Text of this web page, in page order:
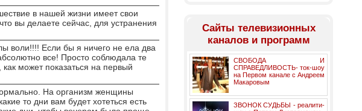
в нашей жизни имеет свои
вы делаете сейчас, для устранения
воли!!!! Если бы я ничего не ела два
все! Просто соблюдала те
может показаться на первый
На организм женщины
то дни вам будет хотеться есть
Cайты телевизионных
каналов и программ
СВОБОДА И
СПРАВЕДЛИВОСТЬ- ток-шоу
на Первом канале с Андреем
Макаровым
ЗВОНОК СУДЬБЫ - реалити-